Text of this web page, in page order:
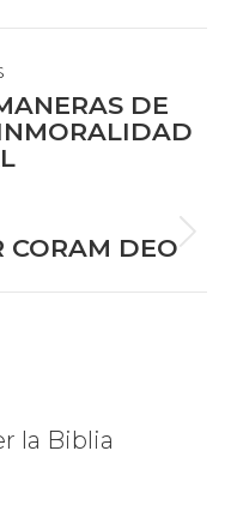
DE
CORAM DEO
la Biblia